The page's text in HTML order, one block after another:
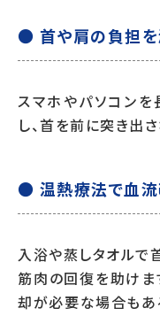
● 首や肩の負担を
スマホやパソコン
し、首を前に突き出
● 温熱療法で血
入浴や蒸しタオルで
筋肉の回復を助けま
却が必要な場合もあ